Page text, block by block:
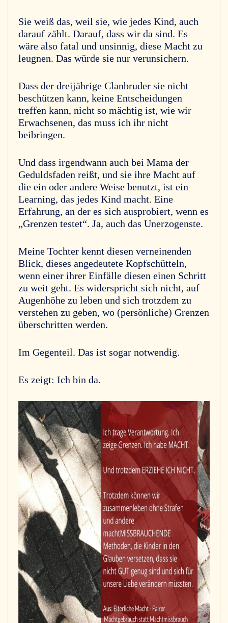
Sie weiß das, weil sie, wie jedes Kind, auch
darauf zählt. Darauf, dass wir da sind. Es
wäre also fatal und unsinnig, diese Macht zu
leugnen. Das würde sie nur verunsichern.
Dass der dreijährige Clanbruder sie nicht
beschützen kann, keine Entscheidungen
treffen kann, nicht so mächtig ist, wie wir
Erwachsenen, das muss ich ihr nicht
beibringen.
Und dass irgendwann auch bei Mama der
Geduldsfaden reißt, und sie ihre Macht auf
die ein oder andere Weise benutzt, ist ein
Learning, das jedes Kind macht. Eine
Erfahrung, an der es sich ausprobiert, wenn es
„Grenzen testet“. Ja, auch das Unerzogenste.
Meine Tochter kennt diesen verneinenden
Blick, dieses angedeutete Kopfschütteln,
wenn einer ihrer Einfälle diesen einen Schritt
zu weit geht. Es widerspricht sich nicht, auf
Augenhöhe zu leben und sich trotzdem zu
verstehen zu geben, wo (persönliche) Grenzen
überschritten werden.
Im Gegenteil. Das ist sogar notwendig.
Es zeigt: Ich bin da.